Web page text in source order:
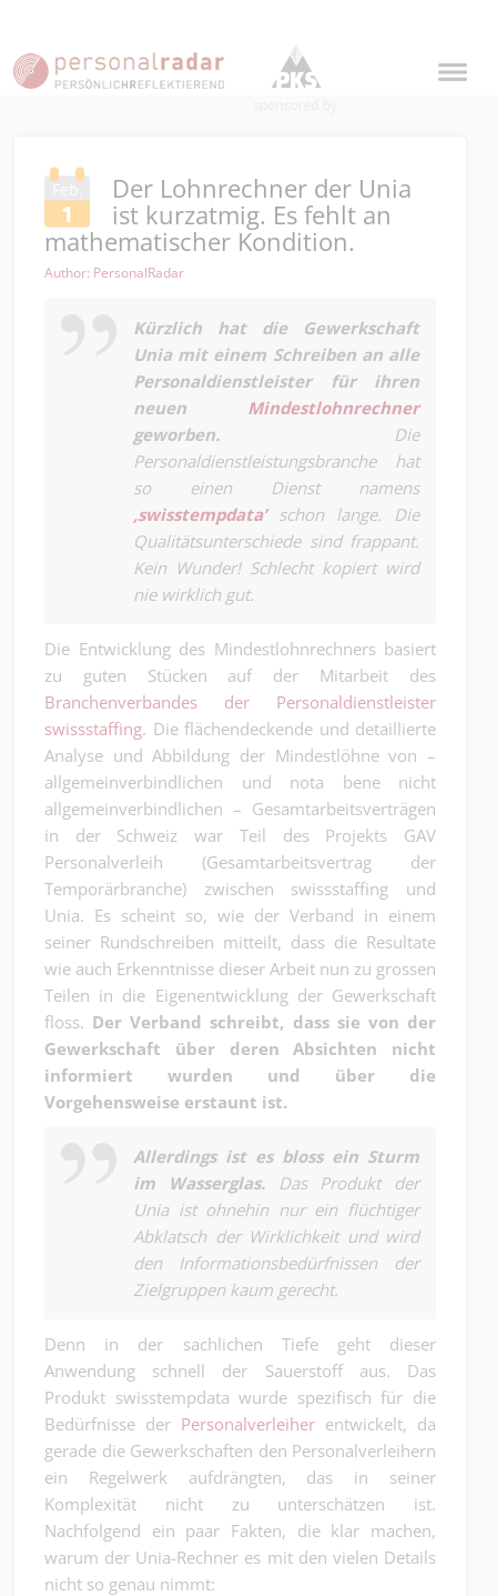
Feb.
1
Der Lohnrechner der Unia
ist kurzatmig. Es fehlt an
mathematischer Kondition.
Author: PersonalRadar
Kürzlich hat die Gewerkschaft
Unia mit einem Schreiben an alle
Personaldienstleister für ihren
neuen Mindestlohnrechner
geworben. Die
Personaldienstleistungsbranche hat
so einen Dienst namens
‚swisstempdata’schon lange. Die
Qualitätsunterschiede sind frappant.
Kein Wunder! Schlecht kopiert wird
nie wirklich gut.
Die Entwicklung des Mindestlohnrechners basiert
zu guten Stücken auf der Mitarbeit des
Branchenverbandes der Personaldienstleister
swissstaffing. Die flächendeckende und detaillierte
Analyse und Abbildung der Mindestlöhne von –
allgemeinverbindlichen und nota bene nicht
allgemeinverbindlichen – Gesamtarbeitsverträgen
in der Schweiz war Teil des Projekts GAV
Personalverleih (Gesamtarbeitsvertrag der
Temporärbranche) zwischen swissstaffing und
Unia. Es scheint so, wie der Verband in einem
seiner Rundschreiben mitteilt, dass die Resultate
wie auch Erkenntnisse dieser Arbeit nun zu grossen
Teilen in die Eigenentwicklung der Gewerkschaft
floss. Der Verband schreibt, dass sie von der
Gewerkschaft über deren Absichten nicht
informiert wurden und über die
Vorgehensweise erstaunt ist.
Allerdings ist es bloss ein Sturm
im Wasserglas.
Das Produkt der
Unia ist ohnehin nur ein flüchtiger
Abklatsch der Wirklichkeit und wird
den Informationsbedürfnissen der
Zielgruppen kaum gerecht.
Denn in der sachlichen Tiefe geht dieser
Anwendung schnell der Sauerstoff aus. Das
Produkt swisstempdata wurde spezifisch für die
Bedürfnisse der Personalverleiher entwickelt, da
gerade die Gewerkschaften den Personalverleihern
ein Regelwerk aufdrängten, das in seiner
Komplexität nicht zu unterschätzen ist.
Nachfolgend ein paar Fakten, die klar machen,
warum der Unia-Rechner es mit den vielen Details
nicht so genau nimmt: